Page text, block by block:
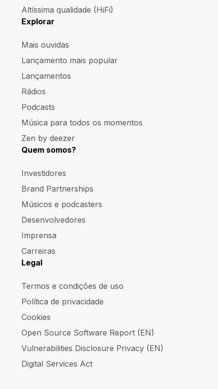
Altíssima qualidade (HiFi)
Explorar
Mais ouvidas
Lançamento mais popular
Lançamentos
Rádios
Podcasts
Música para todos os momentos
Zen by deezer
Quem somos?
Investidores
Brand Partnerships
Músicos e podcasters
Desenvolvedores
Imprensa
Carreiras
Legal
Termos e condições de uso
Política de privacidade
Cookies
Open Source Software Report (EN)
Vulnerabilities Disclosure Privacy (EN)
Digital Services Act